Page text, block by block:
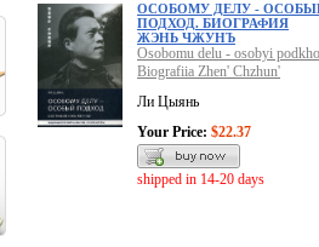
ОСОБОМУ ДЕЛУ -
ПОДХОД. БИОГРАФИЯ
ЖЭНЬ ЧЖУНЪ
Osobomu delu - osobyi
Biografiia Zhen' Chzhun'
Ли Цыянь
Your Price: $22.37
shipped in 14-20 days